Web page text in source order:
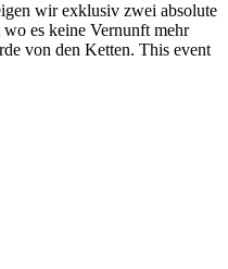
wir exklusiv zwei absolute
es keine Vernunft mehr
von den Ketten. This event